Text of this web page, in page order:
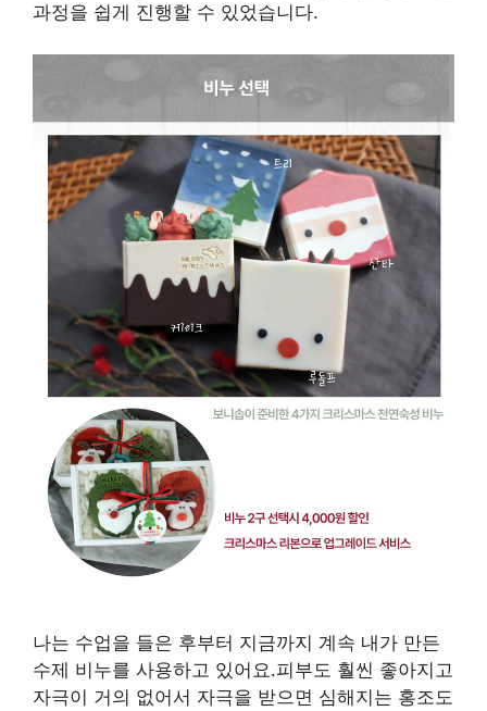
과정을 쉽게 진행할 수 있었습니다.
나는 수업을 들은 후부터 지금까지 계속 내가 만든
수제 비누를 사용하고 있어요.피부도 훨씬 좋아지고
자극이 거의 없어서 자극을 받으면 심해지는 홍조도